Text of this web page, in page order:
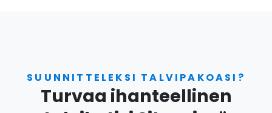
SUUNNITTELEKSI TALVIPAKOASI?
Turvaa ihanteellinen